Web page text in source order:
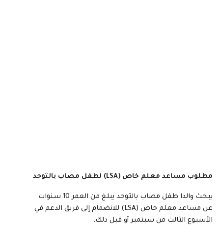
مطلوب مساعد معلم خاص (LSA) لطفل مصاب بالتوحد
يبحث والدا طفل مصاب بالتوحد يبلغ من العمر 10 سنوات
عن مساعد معلم خاص (LSA) للانضمام إلى فريق الدعم في
الأسبوع الثالث من سبتمبر أو قبل ذلك.